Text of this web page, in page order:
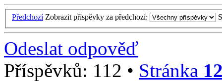
Předchozí Zobrazit příspěvky za předchozí:
Odeslat odpověď
Příspěvků: 112 • Stránka